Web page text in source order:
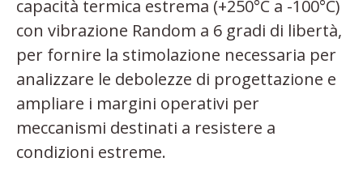
capacità termica estrema (+250°C a -100°C)
con vibrazione Random a 6 gradi di libertà,
per fornire la stimolazione necessaria per
analizzare le debolezze di progettazione e
ampliare i margini operativi per
meccanismi destinati a resistere a
condizioni estreme.